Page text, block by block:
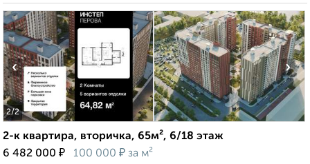
2/2
‹ ›
2-к квартира, вторичка, 65м², 6/18 этаж
6 482 000 ₽ 100 000 ₽ за м²